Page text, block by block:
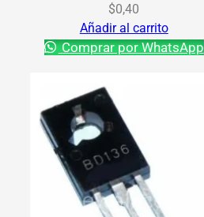
$0,40
Añadir al carrito
Comprar por WhatsApp